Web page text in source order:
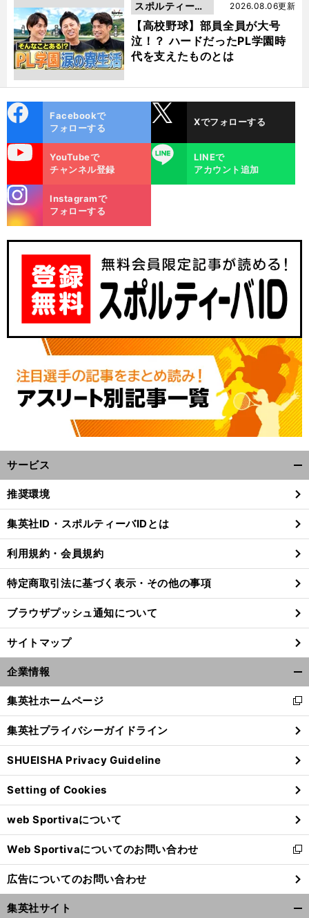
【高校野球】部員全員が大号
泣！？ ハードだったPL学園時
代を支えたものとは
2026.08.06更新
スポルティーバ
動画
ok
Facebookで
フォローする
Xでフォローする
YouTubeで
チャンネル登録
LINE
LINEで
アカウント追加
m
Instagramで
フォローする
サービス
閉
る
推奨環境
集英社ID・スポルティーバIDとは
利用規約・会員規約
特定商取引法に基づく表示・その他の事項
ブラウザプッシュ通知について
サイトマップ
企業情報
閉
る
集英社ホームページ
新
し
い
ウ
ィ
ン
ド
ウ
で
開
く
集英社プライバシーガイドライン
SHUEISHA Privacy Guideline
Setting of Cookies
web Sportivaについて
Web Sportivaについてのお問い合わせ
新
し
い
ウ
ィ
広告についてのお問い合わせ
集英社サイト